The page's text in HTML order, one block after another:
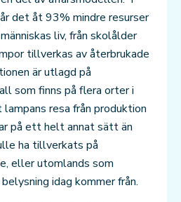
det åt 93% mindre resurser
liv, från skolålder
tillverkas av återbrukade
är utlagd på
som finns på flera orter i
resa från produktion
på ett helt annat sätt än
ha tillverkats på
eller utomlands som
idag kommer från.